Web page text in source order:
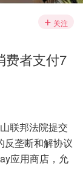
关注
费者支付7
联邦法院提交
反垄断和解协议
应用商店，允